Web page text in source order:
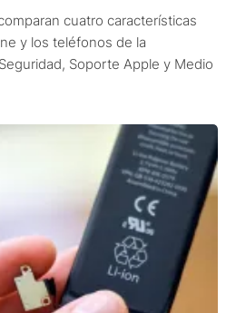
cuatro características
y los teléfonos de la
Soporte Apple y Medio